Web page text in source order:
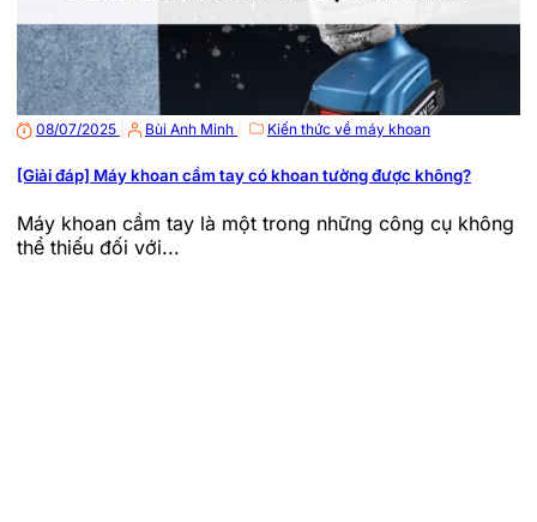
08/07/2025 Bùi Anh Minh Kiến thức về máy khoan
[Giải đáp] Máy khoan cầm tay có khoan tường được không?
Máy khoan cầm tay là một trong những công cụ không
thể thiếu đối với...